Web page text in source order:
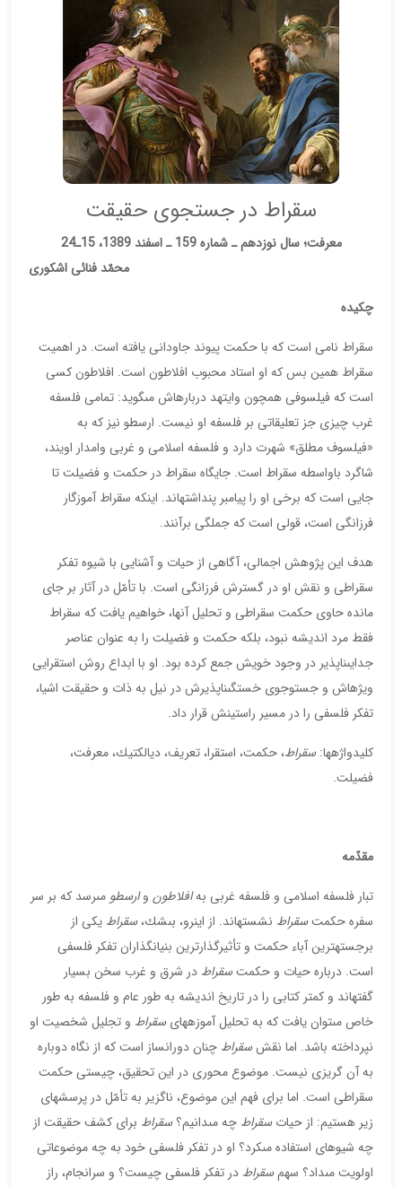
سقراط در جست‏جوى حقيقت
معرفت؛ سال نوزدهم ـ شماره 159 ـ اسفند 1389، 15ـ24
محمّد فنائى‏ اشكورى
چكيده
سقراط نامى است كه با حكمت پيوند جاودانى يافته است. در اهميت
سقراط همين بس كه او استاد محبوب افلاطون است. افلاطون كسى
است كه فيلسوفى همچون وايتهد درباره‏اش مى‏گويد: تمامى فلسفه
غرب چيزى جز تعليقاتى بر فلسفه او نيست. ارسطو نيز كه به
«فيلسوف مطلق» شهرت دارد و فلسفه اسلامى و غربى وامدار اويند،
شاگرد باواسطه سقراط است. جايگاه سقراط در حكمت و فضيلت تا
جايى است كه برخى او را پيامبر پنداشته‏اند. اينكه سقراط آموزگار
فرزانگى است، قولى است كه جملگى برآنند.
هدف اين پژوهش اجمالى، آگاهى از حيات و آشنايى با شيوه تفكر
سقراطى و نقش او در گسترش فرزانگى است. با تأمّل در آثار بر جاى
مانده حاوى حكمت سقراطى و تحليل آنها، خواهيم يافت كه سقراط
فقط مرد انديشه نبود، بلكه حكمت و فضيلت را به عنوان عناصر
جدايى‏ناپذير در وجود خويش جمع كرده بود. او با ابداع روش استقرايى
ويژه‏اش و جست‏وجوى خستگى‏ناپذيرش در نيل به ذات و حقيقت اشيا،
تفكر فلسفى را در مسير راستينش قرار داد.
كليدواژه‏ها: سقراط، حكمت، استقرا، تعريف، ديالكتيك، معرفت،
فضيلت.
مقدّمه
تبار فلسفه اسلامى و فلسفه غربى بهافلاطون وارسطو مى‏رسد كه بر سر
سفره حكمتسقراط نشسته‏اند. از اين‏رو، بى‏شك، سقراط يكى از
برجسته‏ترين آباء حكمت و تأثيرگذارترين بنيان‏گذاران تفكر فلسفى
است. درباره حيات و حكمتسقراط در شرق و غرب سخن بسيار
گفته‏اند و كمتر كتابى را در تاريخ انديشه به طور عام و فلسفه به طور
خاص مى‏توان يافت كه به تحليل آموزه‏هاى سقراط و تجليل شخصيت او
نپرداخته باشد. اما نقشسقراط چنان دوران‏ساز است كه از نگاه دوباره
به آن گريزى نيست. موضوع محورى در اين تحقيق، چيستى حكمت
سقراطى است. اما براى فهم اين موضوع، ناگزير به تأمّل در پرسش‏هاى
زير هستيم: از حيات سقراط چه مى‏دانيم؟ سقراط براى كشف حقيقت از
چه شيوه‏اى استفاده مى‏كرد؟ او در تفكر فلسفى خود به چه موضوعاتى
اولويت مى‏داد؟ سهمسقراط در تفكر فلسفى چيست؟ و سرانجام، راز